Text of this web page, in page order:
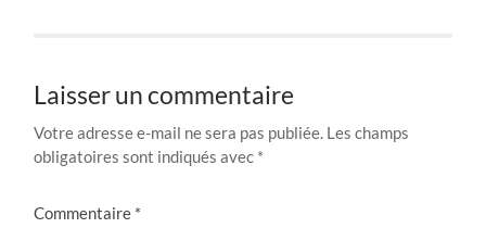
Laisser un commentaire
Votre adresse e-mail ne sera pas publiée. Les champs
obligatoires sont indiqués avec *
Commentaire *